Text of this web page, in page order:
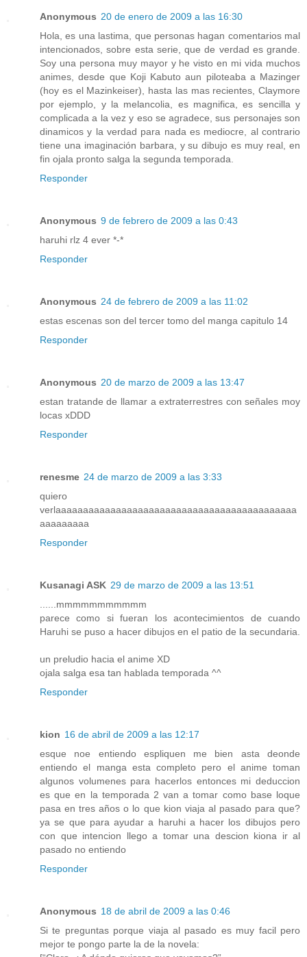
Anonymous 20 de enero de 2009 a las 16:30
Hola, es una lastima, que personas hagan comentarios mal
intencionados, sobre esta serie, que de verdad es grande.
Soy una persona muy mayor y he visto en mi vida muchos
animes, desde que Koji Kabuto aun piloteaba a Mazinger
(hoy es el Mazinkeiser), hasta las mas recientes, Claymore
por ejemplo, y la melancolia, es magnifica, es sencilla y
complicada a la vez y eso se agradece, sus personajes son
dinamicos y la verdad para nada es mediocre, al contrario
tiene una imaginación barbara, y su dibujo es muy real, en
fin ojala pronto salga la segunda temporada.
Responder
Anonymous 9 de febrero de 2009 a las 0:43
haruhi rlz 4 ever *-*
Responder
Anonymous 24 de febrero de 2009 a las 11:02
estas escenas son del tercer tomo del manga capitulo 14
Responder
Anonymous 20 de marzo de 2009 a las 13:47
estan tratande de llamar a extraterrestres con señales moy
locas xDDD
Responder
renesme 24 de marzo de 2009 a las 3:33
quiero
verlaaaaaaaaaaaaaaaaaaaaaaaaaaaaaaaaaaaaaaaaaaaa
aaaaaaaaa
Responder
Kusanagi ASK 29 de marzo de 2009 a las 13:51
......mmmmmmmmmmm
parece como si fueran los acontecimientos de cuando
Haruhi se puso a hacer dibujos en el patio de la secundaria.
un preludio hacia el anime XD
ojala salga esa tan hablada temporada ^^
Responder
kion 16 de abril de 2009 a las 12:17
esque noe entiendo espliquen me bien asta deonde
entiendo el manga esta completo pero el anime toman
algunos volumenes para hacerlos entonces mi deduccion
es que en la temporada 2 van a tomar como base loque
pasa en tres años o lo que kion viaja al pasado para que?
ya se que para ayudar a haruhi a hacer los dibujos pero
con que intencion llego a tomar una descion kiona ir al
pasado no entiendo
Responder
Anonymous 18 de abril de 2009 a las 0:46
Si te preguntas porque viaja al pasado es muy facil pero
mejor te pongo parte la de la novela: